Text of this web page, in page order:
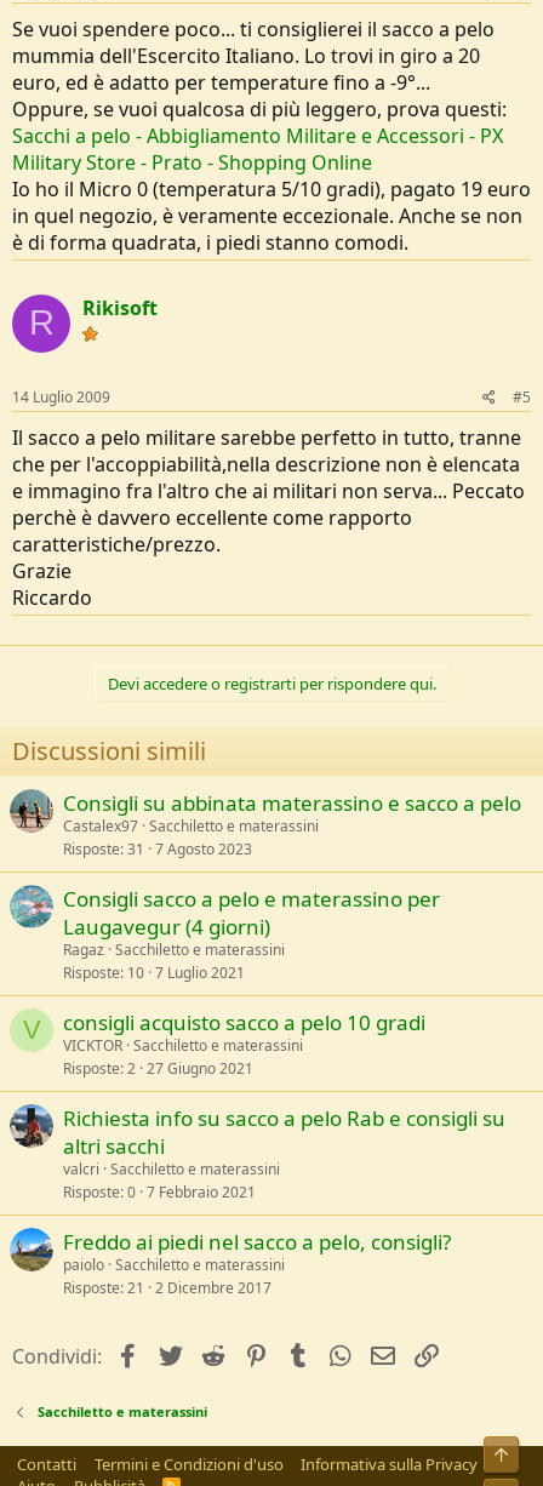
Se vuoi spendere poco... ti consiglierei il sacco a pelo
mummia dell'Escercito Italiano. Lo trovi in giro a 20
euro, ed è adatto per temperature fino a -9°...
Oppure, se vuoi qualcosa di più leggero, prova questi:
Sacchi a pelo - Abbigliamento Militare e Accessori - PX
Military Store - Prato - Shopping Online
Io ho il Micro 0 (temperatura 5/10 gradi), pagato 19 euro
in quel negozio, è veramente eccezionale. Anche se non
è di forma quadrata, i piedi stanno comodi.
R Rikisoft
14 Luglio 2009 #5
Il sacco a pelo militare sarebbe perfetto in tutto, tranne
che per l'accoppiabilità,nella descrizione non è elencata
e immagino fra l'altro che ai militari non serva... Peccato
perchè è davvero eccellente come rapporto
caratteristiche/prezzo.
Grazie
Riccardo
Devi accedere o registrarti per rispondere qui.
Discussioni simili
Consigli su abbinata materassino e sacco a pelo
Castalex97 Sacchiletto e materassini
Risposte 31 7 Agosto 2023
Consigli sacco a pelo e materassino per
Laugavegur (4 giorni)
Ragaz Sacchiletto e materassini
Risposte 10 7 Luglio 2021
V consigli acquisto sacco a pelo 10 gradi
VICKTOR Sacchiletto e materassini
Risposte 2 27 Giugno 2021
Richiesta info su sacco a pelo Rab e consigli su
altri sacchi
valcri Sacchiletto e materassini
Risposte 0 7 Febbraio 2021
Freddo ai piedi nel sacco a pelo, consigli?
paiolo Sacchiletto e materassini
Risposte 21 2 Dicembre 2017
Condividi: facebookTwitterReddit PinterestTumblrWhatsApp
e-mail
Sacchiletto e materassini
Contatti Termini e Condizioni d'uso
Informativa sulla Privacy
Alto